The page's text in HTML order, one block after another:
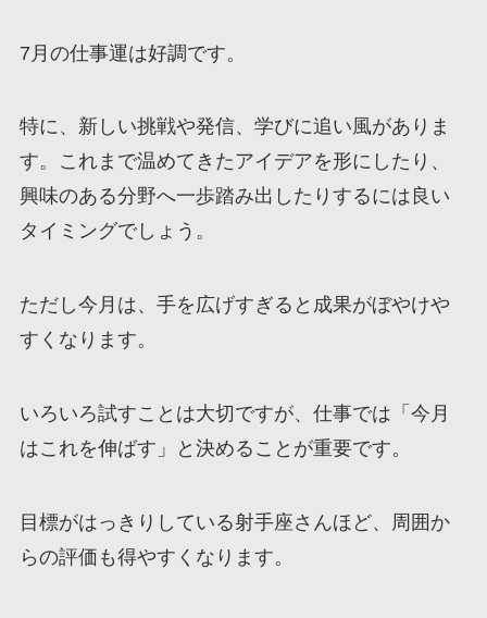
7月の仕事運は好調です。
特に、新しい挑戦や発信、学びに追い風がありま
す。これまで温めてきたアイデアを形にしたり、
興味のある分野へ一歩踏み出したりするには良い
タイミングでしょう。
ただし今月は、手を広げすぎると成果がぼやけや
すくなります。
いろいろ試すことは大切ですが、仕事では「今月
はこれを伸ばす」と決めることが重要です。
目標がはっきりしている射手座さんほど、周囲か
らの評価も得やすくなります。